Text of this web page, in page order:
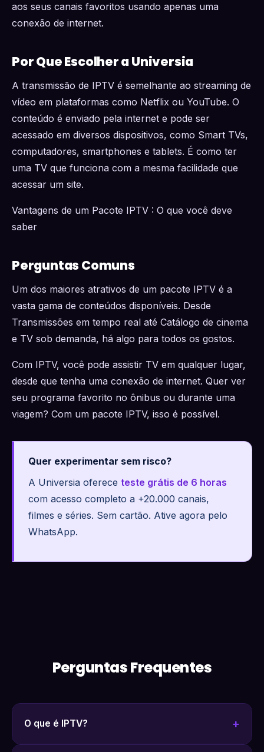
aos seus canais favoritos usando apenas uma
conexão de internet.
Por Que Escolher a Universia
A transmissão de IPTV é semelhante ao streaming de
vídeo em plataformas como Netflix ou YouTube. O
conteúdo é enviado pela internet e pode ser
acessado em diversos dispositivos, como Smart TVs,
computadores, smartphones e tablets. É como ter
uma TV que funciona com a mesma facilidade que
acessar um site.
Vantagens de um Pacote IPTV : O que você deve
saber
Perguntas Comuns
Um dos maiores atrativos de um pacote IPTV é a
vasta gama de conteúdos disponíveis. Desde
Transmissões em tempo real até Catálogo de cinema
e TV sob demanda, há algo para todos os gostos.
Com IPTV, você pode assistir TV em qualquer lugar,
desde que tenha uma conexão de internet. Quer ver
seu programa favorito no ônibus ou durante uma
viagem? Com um pacote IPTV, isso é possível.
Quer experimentar sem risco?
A Universia oferece teste grátis de 6 horas
com acesso completo a +20.000 canais,
filmes e séries. Sem cartão. Ative agora pelo
WhatsApp.
Perguntas Frequentes
O que é IPTV?